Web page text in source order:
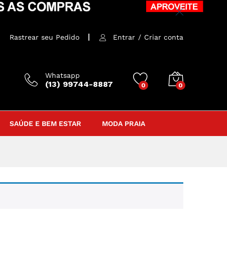
Rastrear seu Pedido Entrar / Criar conta
Whatsapp
(13) 99744-8887 0 0
SAÚDE E BEM ESTAR MODA PRAIA